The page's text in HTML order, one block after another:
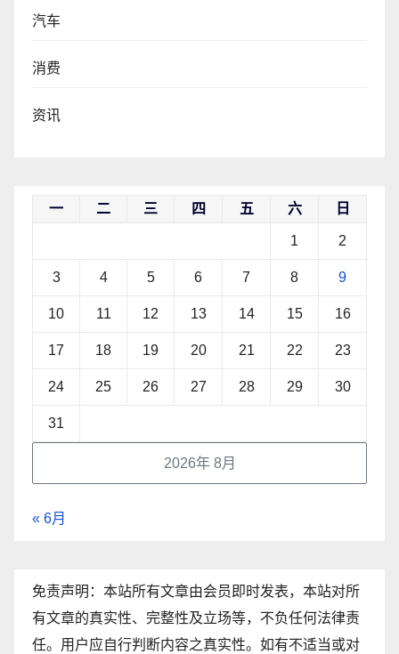
汽车
消费
资讯
2026年 8月
一 二 三 四 五 六 日
1 2
3 4 5 6 7 8 9
10 11 12 13 14 15 16
17 18 19 20 21 22 23
24 25 26 27 28 29 30
31
« 6月
免责声明：本站所有文章由会员即时发表，本站对所
有文章的真实性、完整性及立场等，不负任何法律责
任。用户应自行判断内容之真实性。如有不适当或对